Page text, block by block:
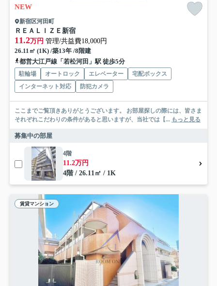
NEW
新宿区河田町
ＲＥＡＬＩＺＥ新宿
11.2万円 管理/共益費18,000円
26.11㎡ (1K) /築13年 /8階建
都営大江戸線「若松河田」駅 徒歩5分
駐輪場 オートロック エレベーター
宅配ボックス
インターネット対応
防犯カメラ
ここまでご覧頂きありがとうございます。 お部屋探しの際には、皆さま
それぞれこだわりの条件があると思いますが、当社では【... もっと見る
募集中の部屋
4階
11.2万円
4階 / 26.11㎡ / 1K
賃貸マンション